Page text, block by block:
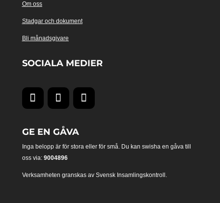
Om oss
Stadgar och dokument
Bli månadsgivare
SOCIALA MEDIER
GE EN GÅVA
Inga belopp är för stora eller för små. Du kan swisha en gåva till
oss via: 9004896
Verksamheten granskas av Svensk Insamlingskontroll.